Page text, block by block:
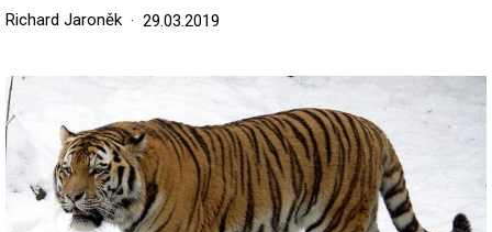
Richard Jaroněk 29.03.2019
Image